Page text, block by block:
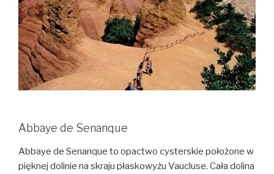
Abbaye de Senanque
Abbaye de Senanque to opactwo cysterskie położone w
pięknej dolinie na skraju płaskowyżu Vaucluse. Cała dolina